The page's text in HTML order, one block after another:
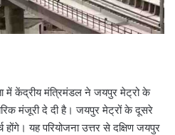
में केंद्रीय मंत्रिमंडल ने जयपुर मेट्रो के
मंजूरी दे दी है। जयपुर मेट्रों के दूसरे
यह परियोजना उत्तर से दक्षिण जयपुर